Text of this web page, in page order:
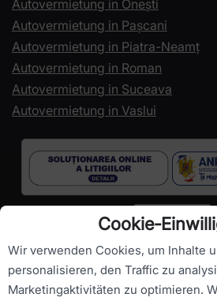
Autovermietung in Onești
Autovermietung in Pașcani
Autovermietung in Piatra-Neamț
Autovermietung in Roman
Autovermietung in Suceava
Autovermietung in Vaslui
Urheberrechte ©
Wir verwenden Cookies, um Inhalte
personalisieren, den Traffic zu
Marketingaktivitäten zu optimieren.